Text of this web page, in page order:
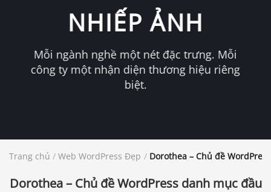
NHIẾP ẢNH
Mỗi ngành nghề một nét đặc trưng. Mỗi
công ty một nhận diện thương hiệu riêng
biệt.
Trang chủ / Web WordPress Đẹp / Dorothea – Chủ đề
Dorothea – Chủ đề WordPress danh mục đầu